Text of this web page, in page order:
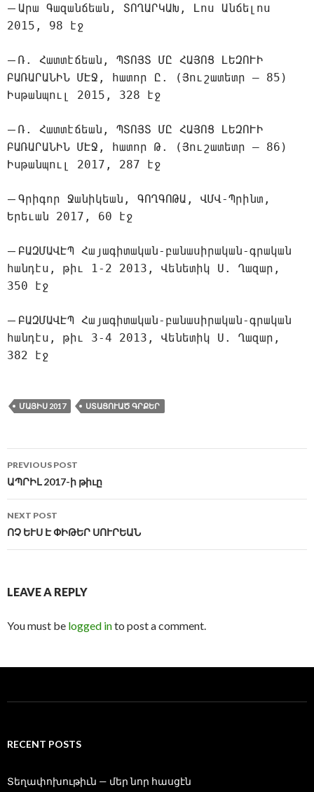
— Արա Գազանճեան, ՏՈՂԱՐԿԱԽ, Լոս Անճելոս
2015, 98 էջ
— Ռ. Հատտէճեան, ՊՏՈՅՏ ՄԸ ՀԱՅՈՑ ԼԵԶՈՒԻ
ԲԱՌԱՐԱՆԻՆ ՄԷՋ, հատոր Ը. (Յուշատետր — 85)
Իսթանպուլ 2015, 328 էջ
— Ռ. Հատտէճեան, ՊՏՈՅՏ ՄԸ ՀԱՅՈՑ ԼԵԶՈՒԻ
ԲԱՌԱՐԱՆԻՆ ՄԷՋ, հատոր Թ. (Յուշատետր — 86)
Իսթանպուլ 2017, 287 էջ
— Գրիգոր Ջանիկեան, ԳՈՂԳՈԹԱ, ՎՄՎ-Պրինտ,
Երեւան 2017, 60 էջ
— ԲԱԶՄԱՎԷՊ Հայագիտական-բանասիրական-գրական
հանդէս, թիւ 1-2 2013, Վենետիկ Ս. Ղազար,
350 էջ
— ԲԱԶՄԱՎԷՊ Հայագիտական-բանասիրական-գրական
հանդէս, թիւ 3-4 2013, Վենետիկ Ս. Ղազար,
382 էջ
ՄԱՅԻՍ 2017 ՍՏԱՑՈՒԱԾ ԳՐՔԵՐ
Post
navigation
PREVIOUS POST
ԱՊՐԻԼ 2017-ի թիւը
NEXT POST
ՈՉ ԵՒՍ Է ՓԻԹԵՐ ՍՈՒՐԵԱՆ
LEAVE A REPLY
You must be logged into post a comment.
RECENT POSTS
Տեղափոխութիւն — մեր նոր հասցէն